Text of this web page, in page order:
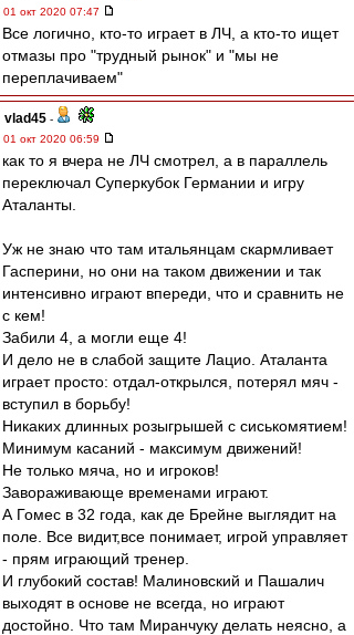
01 окт 2020 07:47
Все логично, кто-то играет в ЛЧ, а кто-то ищет
отмазы про "трудный рынок" и "мы не
переплачиваем"
vlad45 -
01 окт 2020 06:59
как то я вчера не ЛЧ смотрел, а в параллель
переключал Суперкубок Германии и игру
Аталанты.
Уж не знаю что там итальянцам скармливает
Гасперини, но они на таком движении и так
интенсивно играют впереди, что и сравнить не
с кем!
Забили 4, а могли еще 4!
И дело не в слабой защите Лацио. Аталанта
играет просто: отдал-открылся, потерял мяч -
вступил в борьбу!
Никаких длинных розыгрышей с сиськомятием!
Минимум касаний - максимум движений!
Не только мяча, но и игроков!
Завораживающе временами играют.
А Гомес в 32 года, как де Брейне выглядит на
поле. Все видит,все понимает, игрой управляет
- прям играющий тренер.
И глубокий состав! Малиновский и Пашалич
выходят в основе не всегда, но играют
достойно. Что там Миранчуку делать неясно, а